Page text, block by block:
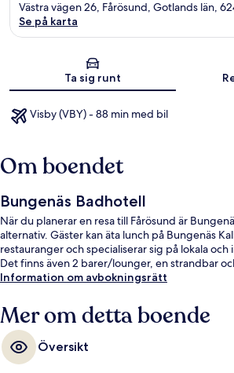
Västra vägen 26, Fårösund, Gotlands län,
Se på karta
Ta sig runt
Visby (VBY) - 88 min med bil
Om boendet
Bungenäs Badhotell
När du planerar en resa till Fårösund är
alternativ. Gäster kan äta lunch på Bungenäs
restauranger och specialiserar sig på lokala
Det finns även 2 barer/lounger, en strandbar
Information om avbokningsrätt
Mer om detta boende
Översikt